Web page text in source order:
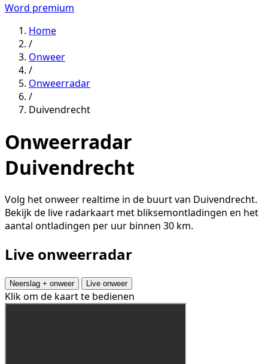
Word premium
Home
/
Onweer
/
Onweerradar
/
Duivendrecht
Onweerradar
Duivendrecht
Volg het onweer realtime in de buurt van Duivendrecht.
Bekijk de live radarkaart met bliksemontladingen en het
aantal ontladingen per uur binnen 30 km.
Live onweerradar
Neerslag + onweer Live onweer
Klik om de kaart te bedienen